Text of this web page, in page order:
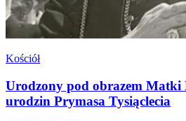
Kościół
Urodzony pod obrazem Matki
urodzin Prymasa Tysiąclecia